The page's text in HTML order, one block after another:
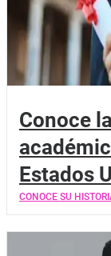
Conoce
Estados
CONOCE SU